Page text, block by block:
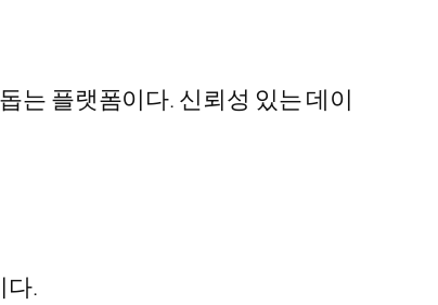
는 플랫폼이다. 신뢰성 있는 데이
다.